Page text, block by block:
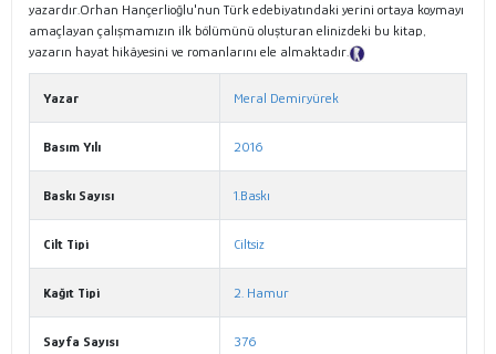
yazardır.Orhan Hançerlioğlu'nun Türk edebiyatındaki yerini ortaya koymayı
amaçlayan çalışmamızın ilk bölümünü oluşturan elinizdeki bu kitap,
yazarın hayat hikâyesini ve romanlarını ele almaktadır.
Yazar Meral Demiryürek
Basım Yılı 2016
Baskı Sayısı 1.Baskı
Cilt Tipi Ciltsiz
Kağıt Tipi 2. Hamur
Sayfa Sayısı 376